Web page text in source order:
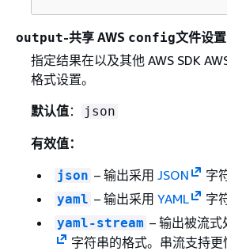
output-共享 AWS config文件设置
指定结果在以及其他 AWS SDK
格式设置。
默认值： json
有效值：
json – 输出采用 JSON 字
yaml – 输出采用 YAML 字
yaml-stream – 输出被流式
字符串的格式。串流支持